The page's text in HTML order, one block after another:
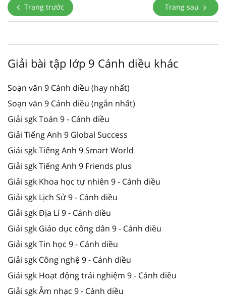
Trang trước Trang sau
Giải bài tập lớp 9 Cánh diều khác
Soạn văn 9 Cánh diều (hay nhất)
Soạn văn 9 Cánh diều (ngắn nhất)
Giải sgk Toán 9 - Cánh diều
Giải Tiếng Anh 9 Global Success
Giải sgk Tiếng Anh 9 Smart World
Giải sgk Tiếng Anh 9 Friends plus
Giải sgk Khoa học tự nhiên 9 - Cánh diều
Giải sgk Lịch Sử 9 - Cánh diều
Giải sgk Địa Lí 9 - Cánh diều
Giải sgk Giáo dục công dân 9 - Cánh diều
Giải sgk Tin học 9 - Cánh diều
Giải sgk Công nghệ 9 - Cánh diều
Giải sgk Hoạt động trải nghiệm 9 - Cánh diều
Giải sgk Âm nhạc 9 - Cánh diều